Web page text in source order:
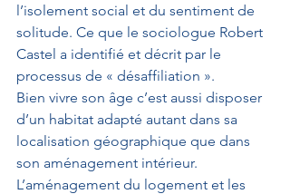
l’isolement social et du sentiment de
solitude. Ce que le sociologue Robert
Castel a identifié et décrit par le
processus de « désaffiliation ».
Bien vivre son âge c’est aussi disposer
d’un habitat adapté autant dans sa
localisation géographique que dans
son aménagement intérieur.
L’aménagement du logement et les